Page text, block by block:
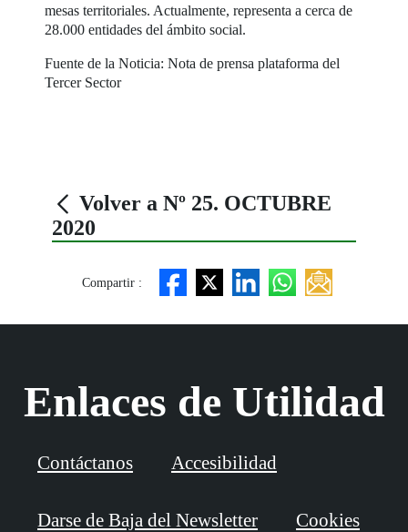
mesas territoriales. Actualmente, representa a cerca de
28.000 entidades del ámbito social.
Fuente de la Noticia: Nota de prensa plataforma del
Tercer Sector
Volver a Nº 25. OCTUBRE
2020
Compartir :
Enlaces de Utilidad
Contáctanos Accesibilidad
Darse de Baja del Newsletter Cookies